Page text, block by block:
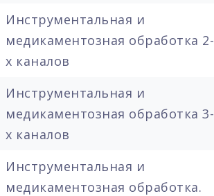
Инструментальная и
медикаментозная обработка 2-
х каналов
Инструментальная и
медикаментозная обработка 3-
х каналов
Инструментальная и
медикаментозная обработка.